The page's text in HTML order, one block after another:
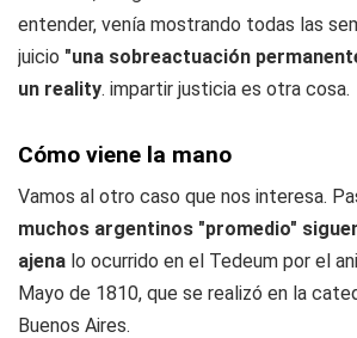
entender, venía mostrando todas las
juicio "una sobreactuación
un reality. impartir justicia es otra cosa.
Cómo viene la mano
Vamos al otro caso que nos interesa.
muchos argentinos "promedio"
ajena lo ocurrido en el Tedeum por el
Mayo de 1810, que se realizó en la
Buenos Aires.